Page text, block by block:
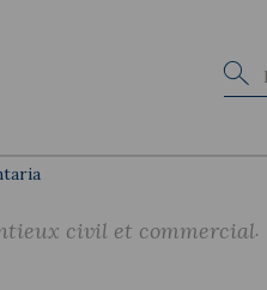
civil et commercial